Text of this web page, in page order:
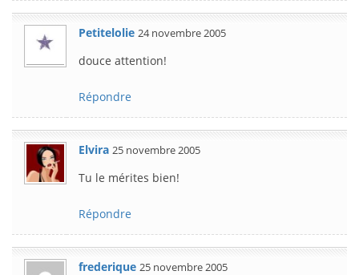
Petitelolie 24 novembre 2005
douce attention!
Répondre
Elvira 25 novembre 2005
Tu le mérites bien!
Répondre
frederique 25 novembre 2005